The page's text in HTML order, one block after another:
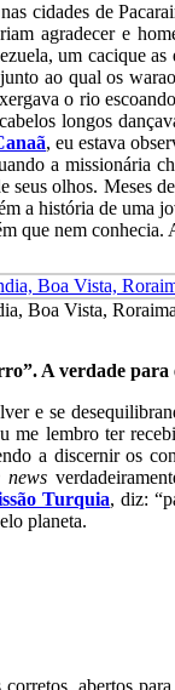
cidades de
agradecer e
um cacique as
ao qual os
o rio
longos
, eu estava
a missionária
seus olhos. Meses
a história de uma
que nem
Boa Vista,
A verdade
e se
me lembro ter
a discernir os
news
Turquia, diz:
planeta.